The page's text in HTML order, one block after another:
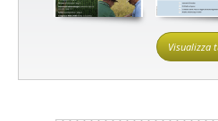
Visualizza